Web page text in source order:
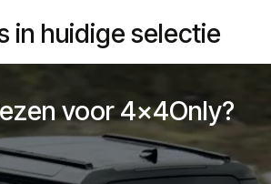
in huidige selectie
voor 4x4Only?